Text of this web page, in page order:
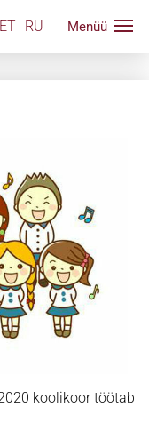
ET RU
koolikoor töötab